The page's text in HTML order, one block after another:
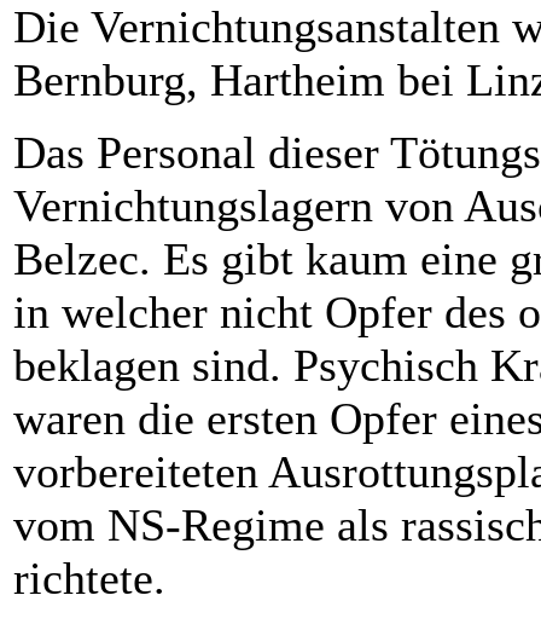
Die Vernichtungsanstalten
Bernburg, Hartheim bei
Das Personal dieser
Vernichtungslagern von
Belzec. Es gibt kaum eine
in welcher nicht Opfer des
beklagen sind. Psychisch
waren die ersten Opfer
vorbereiteten
vom NS-Regime als
richtete.